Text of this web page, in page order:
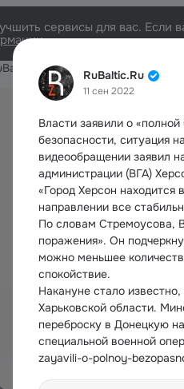
RuBaltic.Ru
11 сен 2022
Власти заявили о
безопасности, ситуация
видеообращении заявил
администрации (ВГА)
«Город Херсон находится
направлении все
По словам Стремоусова,
поражения». Он
можно меньшее
спокойствие.
Накануне стало
Харьковской области.
переброску в Донецкую
специальной военной
zayavili-o-polnoy-
сервисы для вас. Если
Лента Участники